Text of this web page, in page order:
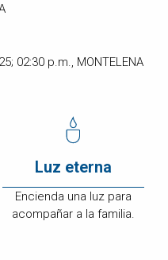
02:30 p.m., MONTELENA
Luz eterna
Encienda una luz para
acompañar a la familia.